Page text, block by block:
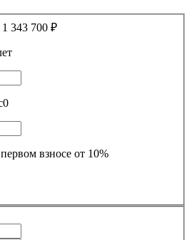
1 343 700 ₽
0
взносе от 10%